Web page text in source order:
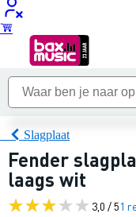
Slagplaat
Fender
laags wit
3,0 / 51